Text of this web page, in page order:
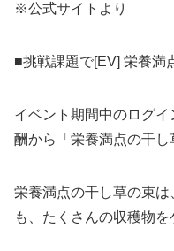
※公式サイトより
■挑戦課題で[EV] 栄養満
イベント期間中のログ
酬から「栄養満点の干し
栄養満点の干し草の束は
も、たくさんの収穫物を